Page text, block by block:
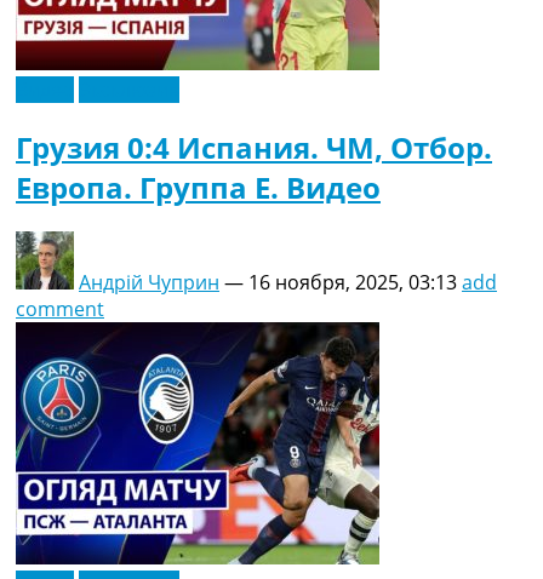
Грузия 0:4 Испания. ЧМ, Отбор.
Европа. Группа E. Видео
Андрій Чуприн — 16 ноября, 2025, 03:13add
comment